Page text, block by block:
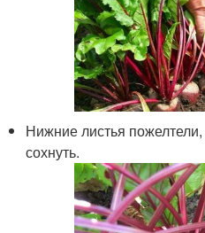
Нижние листья
сохнуть.